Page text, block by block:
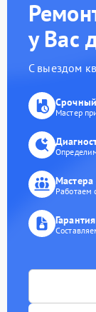
у Вас
С выездом
Мастер
Мастера
Работаем